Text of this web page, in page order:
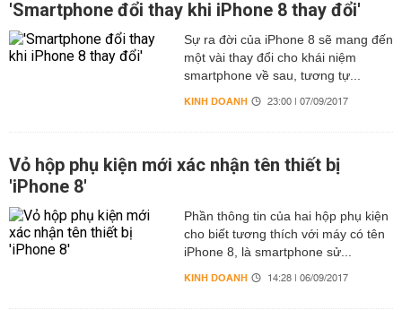
'Smartphone đổi thay khi iPhone 8 thay đổi'
Sự ra đời của iPhone 8 sẽ mang đến
một vài thay đổi cho khái niệm
smartphone về sau, tương tự...
KINH DOANH 23:00 | 07/09/2017
Vỏ hộp phụ kiện mới xác nhận tên thiết bị
'iPhone 8'
Phần thông tin của hai hộp phụ kiện
cho biết tương thích với máy có tên
iPhone 8, là smartphone sử...
KINH DOANH 14:28 | 06/09/2017